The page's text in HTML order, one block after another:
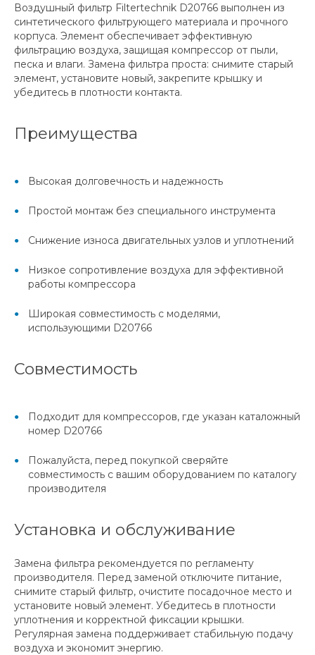
Воздушный фильтр Filtertechnik D20766 выполнен из
синтетического фильтрующего материала и прочного
корпуса. Элемент обеспечивает эффективную
фильтрацию воздуха, защищая компрессор от пыли,
песка и влаги. Замена фильтра проста: снимите старый
элемент, установите новый, закрепите крышку и
убедитесь в плотности контакта.
Преимущества
Высокая долговечность и надежность
Простой монтаж без специального инструмента
Снижение износа двигательных узлов и уплотнений
Низкое сопротивление воздуха для эффективной
работы компрессора
Широкая совместимость с моделями,
использующими D20766
Совместимость
Подходит для компрессоров, где указан каталожный
номер D20766
Пожалуйста, перед покупкой сверяйте
совместимость с вашим оборудованием по каталогу
производителя
Установка и обслуживание
Замена фильтра рекомендуется по регламенту
производителя. Перед заменой отключите питание,
снимите старый фильтр, очистите посадочное место и
установите новый элемент. Убедитесь в плотности
уплотнения и корректной фиксации крышки.
Регулярная замена поддерживает стабильную подачу
воздуха и экономит энергию.